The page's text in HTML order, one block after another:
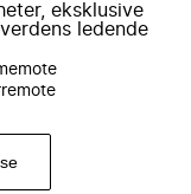
eksklusive
ledende